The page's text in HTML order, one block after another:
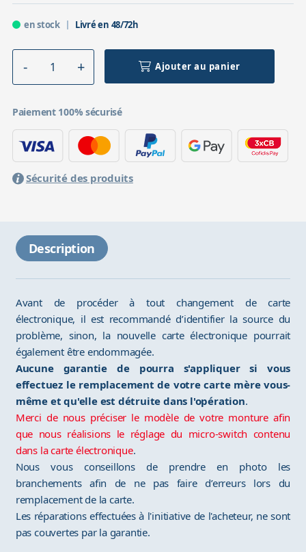
en stock Livré en 48/72h
Ajouter au panier
Paiement 100% sécurisé
Sécurité des produits
Description
Avant de procéder à tout changement de carte
électronique, il est recommandé d’identifier la source du
problème, sinon, la nouvelle carte électronique pourrait
également être endommagée.
Aucune garantie de pourra s'appliquer si vous
effectuez le remplacement de votre carte mère vous-
même et qu'elle est détruite dans l'opération.
Merci de nous préciser le modèle de votre monture afin
que nous réalisions le réglage du micro-switch contenu
dans la carte électronique.
Nous vous conseillons de prendre en photo les
branchements afin de ne pas faire d’erreurs lors du
remplacement de la carte.
Les réparations effectuées à l'initiative de l'acheteur, ne sont
pas couvertes par la garantie.